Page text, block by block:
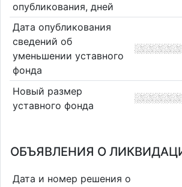
опубликования, дней
Дата опубликования
сведений об
уменьшении уставного
фонда
Новый размер
уставного фонда
ОБЪЯВЛЕНИЯ О
Дата и номер решения о